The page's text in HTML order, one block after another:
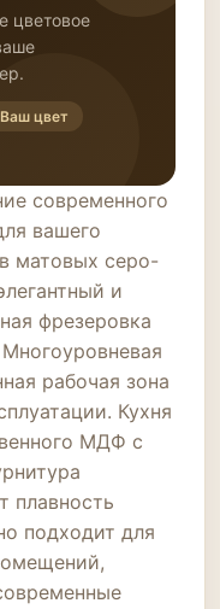
цветовое
цвет
современного
вашего
матовых серо-
и
фрезеровка
рабочая зона
Кухня
МДФ с
плавность
подходит для